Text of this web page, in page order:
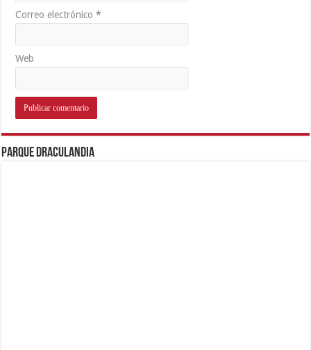
Correo electrónico*
Web
Parque Draculandia